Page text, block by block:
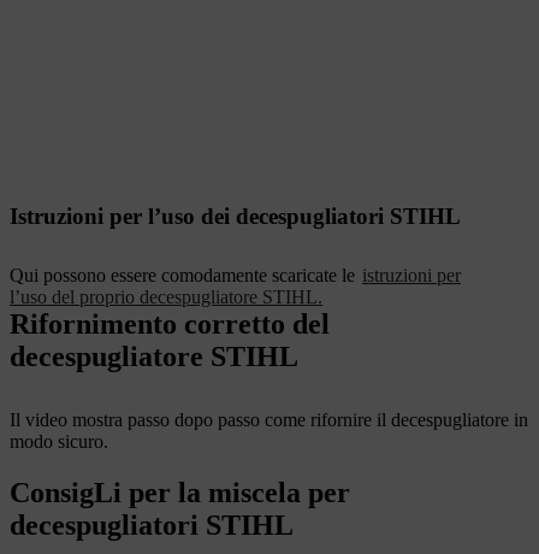
Istruzioni per l’uso dei decespugliatori STIHL
Qui possono essere comodamente scaricate le istruzioni per
l’uso del proprio decespugliatore STIHL.
Rifornimento corretto del
decespugliatore STIHL
Il video mostra passo dopo passo come rifornire il decespugliatore in
modo sicuro.
ConsigLi per la miscela per
decespugliatori STIHL